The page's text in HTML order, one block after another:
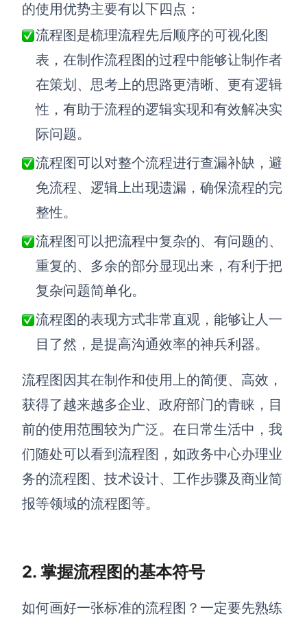
高效协作
团队协作提效
在线绘图
思维和灵感整理
流程整理
客户旅程图
ER图
UML图
情绪板
查看所有场景
AI创作
AI生成思维导图
AI生成鱼骨图
AI生成甘特图
战略与流程设计
AI生成PEST分析
的使用优势主要有以下四点：
流程图是梳理流程先后顺序的可视化图
表，在制作流程图的过程中能够让制作者
在策划、思考上的思路更清晰、更有逻辑
性，有助于流程的逻辑实现和有效解决实
际问题。
流程图可以对整个流程进行查漏补缺，避
免流程、逻辑上出现遗漏，确保流程的完
整性。
流程图可以把流程中复杂的、有问题的、
重复的、多余的部分显现出来，有利于把
复杂问题简单化。
流程图的表现方式非常直观，能够让人一
目了然，是提高沟通效率的神兵利器。
流程图因其在制作和使用上的简便、高效，
获得了越来越多企业、政府部门的青睐，目
前的使用范围较为广泛。在日常生活中，我
们随处可以看到流程图，如政务中心办理业
务的流程图、技术设计、工作步骤及商业简
报等领域的流程图等。
2. 掌握流程图的基本符号
如何画好一张标准的流程图？一定要先熟练